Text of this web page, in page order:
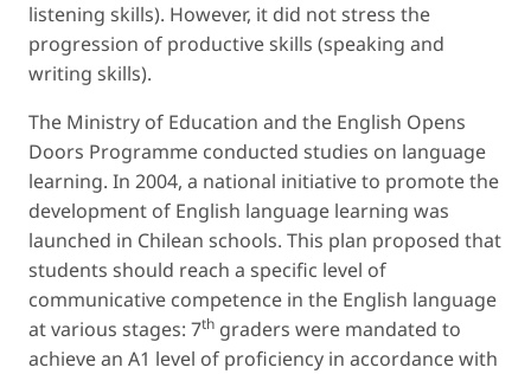
listening skills). However, it did not stress the
progression of productive skills (speaking and
writing skills).
The Ministry of Education and the English Opens
Doors Programme conducted studies on language
learning. In 2004, a national initiative to promote the
development of English language learning was
launched in Chilean schools. This plan proposed that
students should reach a specific level of
communicative competence in the English language
at various stages: 7th graders were mandated to
achieve an A1 level of proficiency in accordance with